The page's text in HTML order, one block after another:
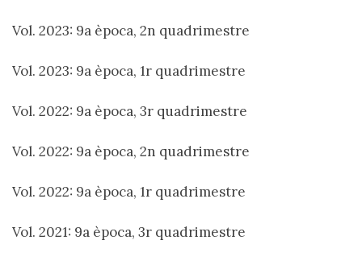
Vol. 2023: 9a època, 2n quadrimestre
Vol. 2023: 9a època, 1r quadrimestre
Vol. 2022: 9a època, 3r quadrimestre
Vol. 2022: 9a època, 2n quadrimestre
Vol. 2022: 9a època, 1r quadrimestre
Vol. 2021: 9a època, 3r quadrimestre